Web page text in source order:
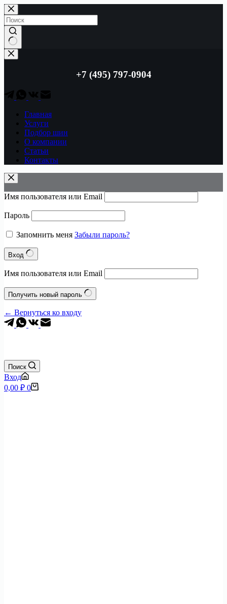
Перейти
к
сути
Ничего
не
+7 (495) 797-0904
Главная
Услуги
Подбор шин
О компании
Статьи
Контакты
Имя пользователя или Email
Пароль
Запомнить меня Забыли пароль?
Вход
Имя пользователя или Email
Получить новый пароль
← Вернуться ко входу
Поиск
Вход
Корзина
0,00 ₽ 0